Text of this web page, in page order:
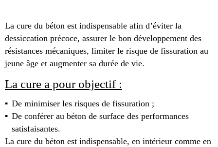
La cure du béton est indispensable afin d’éviter la
dessiccation précoce, assurer le bon développement des
résistances mécaniques, limiter le risque de fissuration au
jeune âge et augmenter sa durée de vie.
La cure a pour objectif :
De minimiser les risques de fissuration ;
De conférer au béton de surface des performances
satisfaisantes.
La cure du béton est indispensable, en intérieur comme en